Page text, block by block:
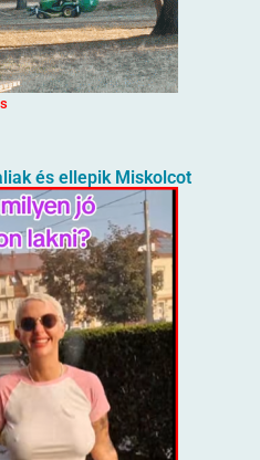
és ellepik Miskolcot